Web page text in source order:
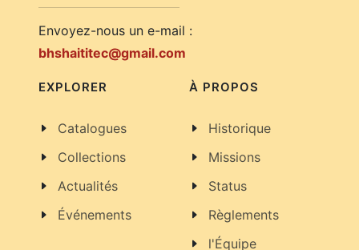
Envoyez-nous un e-mail :
bhshaititec@gmail.com
EXPLORER
Catalogues
Collections
Actualités
Événements
À PROPOS
Historique
Missions
Status
Règlements
l'Équipe